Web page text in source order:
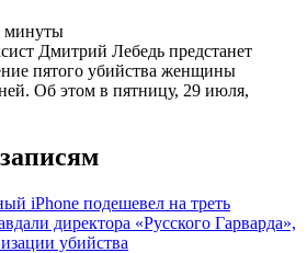
минуты
Дмитрий Лебедь предстанет
пятого убийства женщины
Об этом в пятницу, 29 июля,
iPhone подешевел на треть
директора «Русского Гарварда»,
убийства